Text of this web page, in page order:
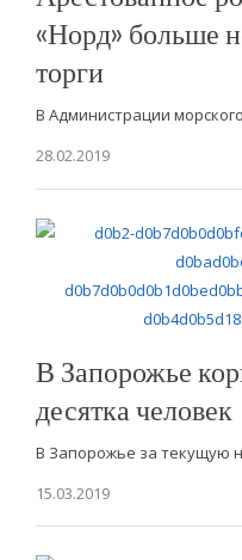
«Норд» больше
торги
В Администрации
28.02.2019
В Запорожье
десятка человек
В Запорожье за текущую
15.03.2019